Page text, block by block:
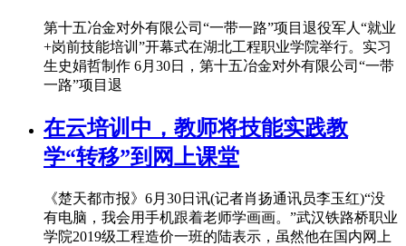
第十五冶金对外有限公司“一带一路”项目退役军人“就业
+岗前技能培训”开幕式在湖北工程职业学院举行。实习
生史娟哲制作 6月30日，第十五冶金对外有限公司“一带
一路”项目退
在云培训中，教师将技能实践教
学“转移”到网上课堂
《楚天都市报》6月30日讯(记者肖扬通讯员李玉红)“没
有电脑，我会用手机跟着老师学画画。”武汉铁路桥职业
学院2019级工程造价一班的陆表示，虽然他在国内网上